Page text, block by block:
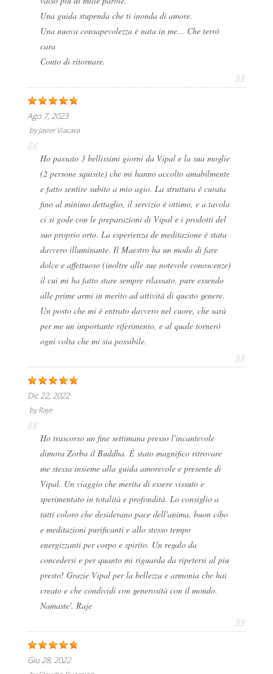
Una guida stupenda che ti inonda di amore.
Una nuova consapevolezza è nata in me... Che terrò
cara
Conto di ritornare.
Ago 7, 2023
byJavier Viacava
Ho passato 3 bellissimi giorni da Vipal e la sua moglie
(2 persone squisite) che mi hanno accolto amabilmente
e fatto sentire subito a mio agio. La struttura è curata
fino al minimo dettaglio, il servizio è ottimo, e a tavola
ci si gode con le preparazioni di Vipal e i prodotti del
suo proprio orto. La esperienza de meditazione è stata
davvero illuminante. Il Maestro ha un modo di fare
dolce e affettuoso (inoltre alle sue notevole conoscenze)
il cui mi ha fatto stare sempre rilassato, pure essendo
alle prime armi in merito ad attività di questo genere.
Un posto che mi è entrato davvero nel cuore, che sarà
per me un importante riferimento, e al quale tornerò
ogni volta che mi sia possibile.
Dic 22, 2022
byRaje
Ho trascorso un fine settimana presso l'incantevole
dimora Zorba il Buddha. È stato magnifico ritrovare
me stessa insieme alla guida amorevole e presente di
Vipal. Un viaggio che merita di essere vissuto e
sperimentato in totalità e profondità. Lo consiglio a
tutti coloro che desiderano pace dell'anima, buon cibo
e meditazioni purificanti e allo stesso tempo
energizzanti per corpo e spirito. Un regalo da
concedersi e per quanto mi riguarda da ripetersi al piu
presto! Grazie Vipal per la bellezza e armonia che hai
creato e che condividi con generosità con il mondo.
Namaste'. Raje
Giu 28, 2022